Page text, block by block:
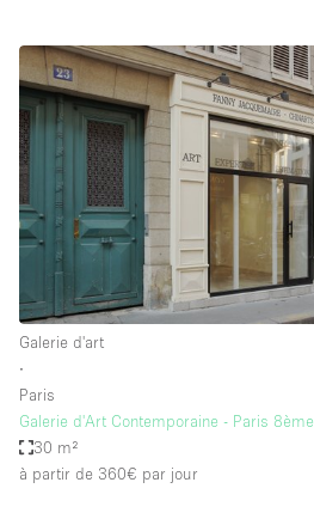
Galerie d'art
∙
Paris
Galerie d'Art Contemporaine - Paris 8ème
30 m²
à partir de 360€ par jour